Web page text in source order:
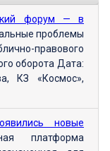
форум — в
проблемы
правового
оборота Дата:
КЗ «Космос»,
новые
платформа